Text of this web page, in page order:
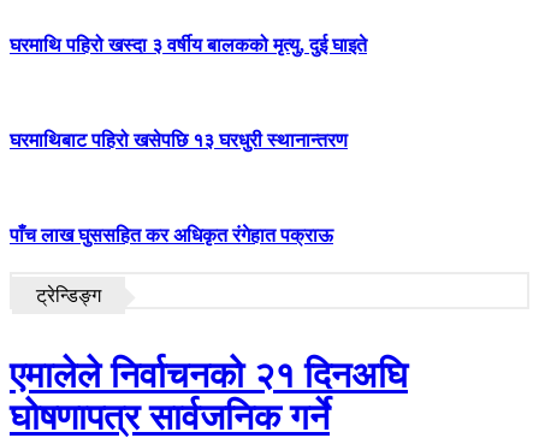
घरमाथि पहिरो खस्दा ३ वर्षीय बालकको मृत्यु, दुई घाइते
घरमाथिबाट पहिरो खसेपछि १३ घरधुरी स्थानान्तरण
पाँच लाख घुससहित कर अधिकृत रंगेहात पक्राऊ
ट्रेन्डिङ्ग
एमालेले निर्वाचनको २१ दिनअघि
घोषणापत्र सार्वजनिक गर्ने